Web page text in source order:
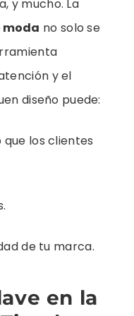
y mucho. La
no solo se
y el
diseño puede:
los clientes
de tu marca.
en la